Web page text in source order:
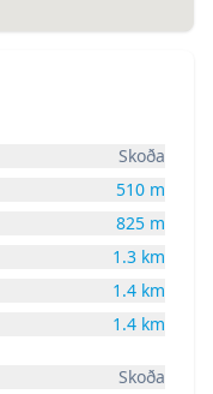
Skoða
510 m
825 m
1.3 km
1.4 km
1.4 km
Skoða